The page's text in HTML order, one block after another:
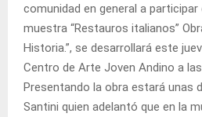
comunidad en general a participar
muestra “Restauros italianos”
Historia.”, se desarrollará este
Centro de Arte Joven Andino a las
Presentando la obra estará unas
Santini quien adelantó que en la